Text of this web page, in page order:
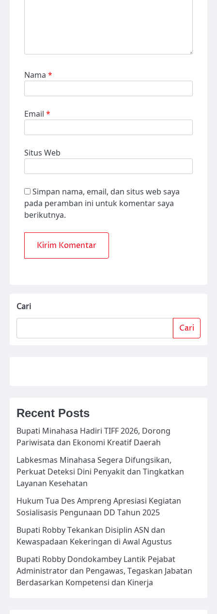
Nama *
Email *
Situs Web
Simpan nama, email, dan situs web saya
pada peramban ini untuk komentar saya
berikutnya.
Cari
Cari
Recent Posts
Bupati Minahasa Hadiri TIFF 2026, Dorong
Pariwisata dan Ekonomi Kreatif Daerah
Labkesmas Minahasa Segera Difungsikan,
Perkuat Deteksi Dini Penyakit dan Tingkatkan
Layanan Kesehatan
Hukum Tua Des Ampreng Apresiasi Kegiatan
Sosialisasis Pengunaan DD Tahun 2025
Bupati Robby Tekankan Disiplin ASN dan
Kewaspadaan Kekeringan di Awal Agustus
Bupati Robby Dondokambey Lantik Pejabat
Administrator dan Pengawas, Tegaskan Jabatan
Berdasarkan Kompetensi dan Kinerja